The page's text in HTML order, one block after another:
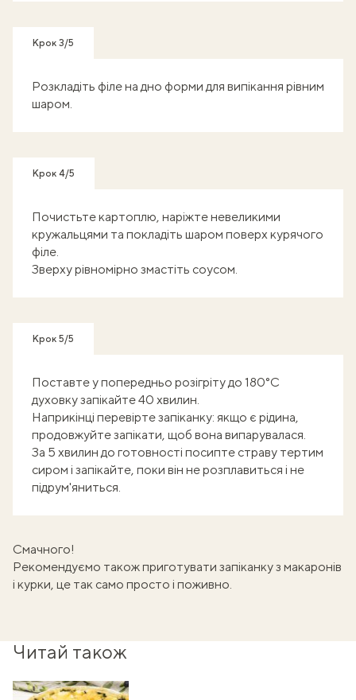
Крок 3/5
Розкладіть філе на дно форми для випікання рівним
шаром.
Крок 4/5
Почистьте картоплю, наріжте невеликими
кружальцями та покладіть шаром поверх курячого
філе.
Зверху рівномірно змастіть соусом.
Крок 5/5
Поставте у попередньо розігріту до 180°С
духовку запікайте 40 хвилин.
Наприкінці перевірте запіканку: якщо є рідина,
продовжуйте запікати, щоб вона випарувалася.
За 5 хвилин до готовності посипте страву тертим
сиром і запікайте, поки він не розплавиться і не
підрум'яниться.
Смачного!
Рекомендуємо також приготувати запіканку з макаронів
і курки, це так само просто і поживно.
Читай також